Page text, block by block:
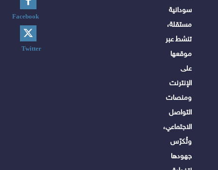
سودانية
مستقلة،
تنشط عبر
موقعها
على
الإنترنت
ومنصات
التواصل
الاجتماعي،
وتُكرّس
جهودها
Facebook
Twitter